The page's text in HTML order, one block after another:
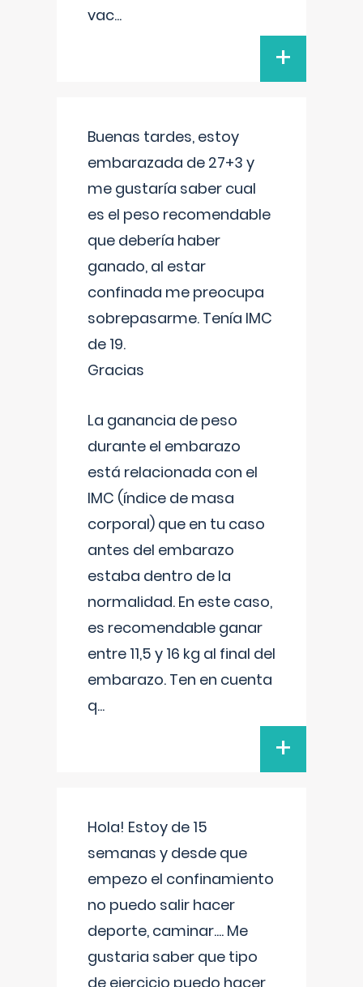
vac...
+
Buenas tardes, estoy
embarazada de 27+3 y
me gustaría saber cual
es el peso recomendable
que debería haber
ganado, al estar
confinada me preocupa
sobrepasarme. Tenía IMC
de 19.
Gracias
La ganancia de peso
durante el embarazo
está relacionada con el
IMC (índice de masa
corporal) que en tu caso
antes del embarazo
estaba dentro de la
normalidad. En este caso,
es recomendable ganar
entre 11,5 y 16 kg al final del
embarazo. Ten en cuenta
q...
+
Hola! Estoy de 15
semanas y desde que
empezo el confinamiento
no puedo salir hacer
deporte, caminar.... Me
gustaria saber que tipo
de ejercicio puedo hacer